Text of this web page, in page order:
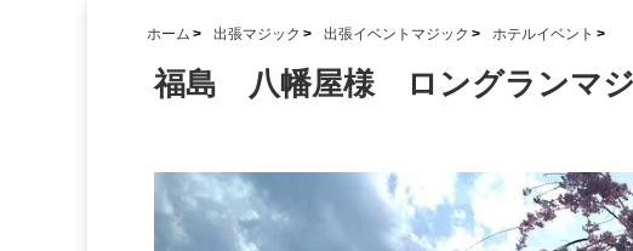
ホーム 出張マジック 出張イベントマジック ホテルイベント
福島 八幡屋様 ロングランマ